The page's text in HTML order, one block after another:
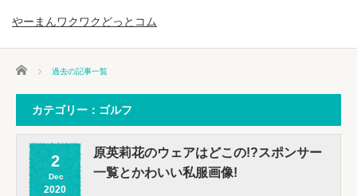
やーまんワクワクどっとコム
ホーム 過去の記事一覧
カテゴリー：ゴルフ
2
Dec
2020
原英莉花のウェアはどこの!?スポンサー
一覧とかわいい私服画像!